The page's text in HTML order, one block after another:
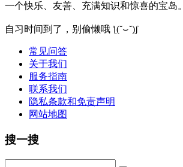
一个快乐、友善、充满知识和惊喜的宝岛。
自习时间到了，别偷懒哦 ƪ(˘⌣˘)ʃ
常见问答
关于我们
服务指南
联系我们
隐私条款和免责声明
网站地图
搜一搜